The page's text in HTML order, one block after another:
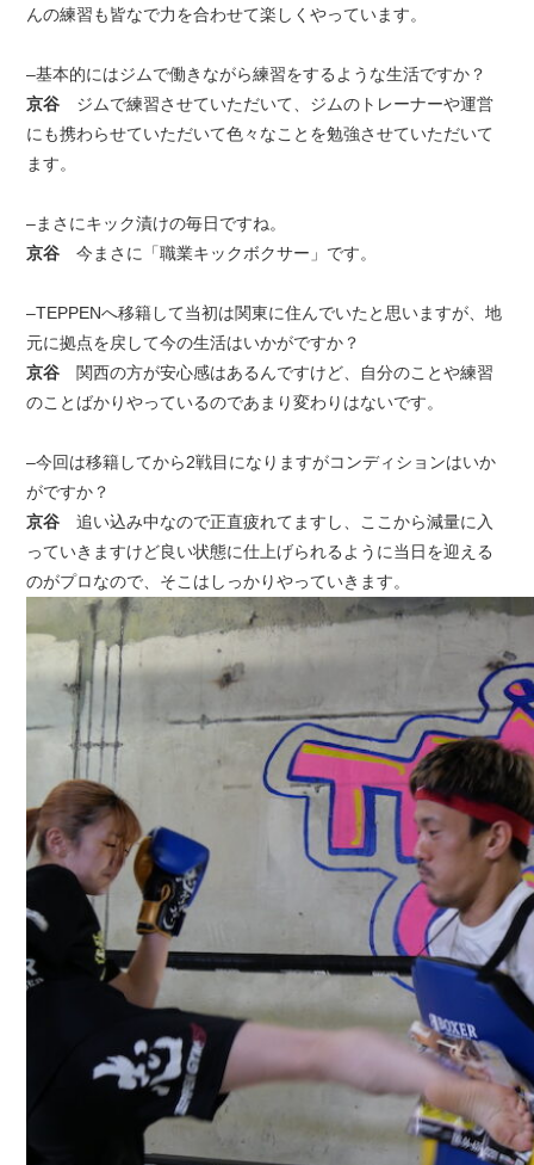
んの練習も皆なで力を合わせて楽しくやっています。
–基本的にはジムで働きながら練習をするような生活ですか？
京谷 ジムで練習させていただいて、ジムのトレーナーや運営
にも携わらせていただいて色々なことを勉強させていただいて
ます。
–まさにキック漬けの毎日ですね。
京谷今まさに「職業キックボクサー」です。
–TEPPENへ移籍して当初は関東に住んでいたと思いますが、地
元に拠点を戻して今の生活はいかがですか？
京谷 関西の方が安心感はあるんですけど、自分のことや練習
のことばかりやっているのであまり変わりはないです。
–今回は移籍してから2戦目になりますがコンディションはいか
がですか？
京谷追い込み中なので正直疲れてますし、ここから減量に入
っていきますけど良い状態に仕上げられるように当日を迎える
のがプロなので、そこはしっかりやっていきます。